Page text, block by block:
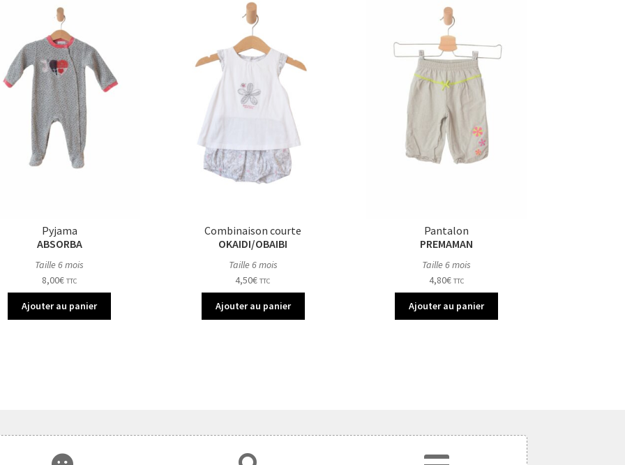
Pyjama
ABSORBA
Taille 6 mois
8,00€ TTC
Ajouter au panier
Combinaison courte
OKAIDI/OBAIBI
Taille 6 mois
4,50€ TTC
Ajouter au panier
Pantalon
PREMAMAN
Taille 6 mois
4,80€ TTC
Ajouter au panier